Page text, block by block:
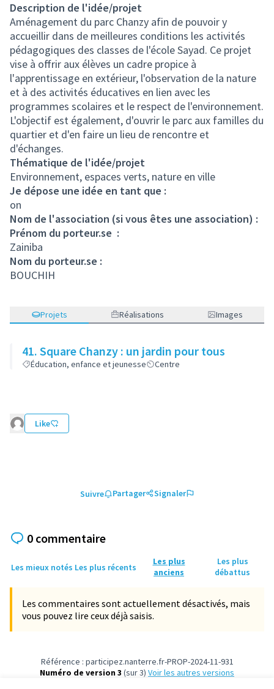
Description de l'idée/projet
Aménagement du parc Chanzy afin de pouvoir y
accueillir dans de meilleures conditions les activités
pédagogiques des classes de l'école Sayad. Ce projet
vise à offrir aux élèves un cadre propice à
l'apprentissage en extérieur, l'observation de la nature
et à des activités éducatives en lien avec les
programmes scolaires et le respect de l'environnement.
L'objectif est également, d'ouvrir le parc aux familles du
quartier et d'en faire un lieu de rencontre et
d'échanges.
Thématique de l'idée/projet
Environnement, espaces verts, nature en ville
Je dépose une idée en tant que :
on
Nom de l'association (si vous êtes une association) :
Prénom du porteur.se :
Zainiba
Nom du porteur.se :
BOUCHIH
Projets Réalisations Images
41. Square Chanzy : un jardin pour tous
Éducation, enfance et jeunesse Centre
Like
Suivre Partager Signaler
0 commentaire
Les mieux notés Les plus récents
Les plus
anciens
Les plus
débattus
Les commentaires sont actuellement désactivés, mais
vous pouvez lire ceux déjà saisis.
Référence : participez.nanterre.fr-PROP-2024-11-931
Numéro de version 3 (sur 3)
voir les autres versions